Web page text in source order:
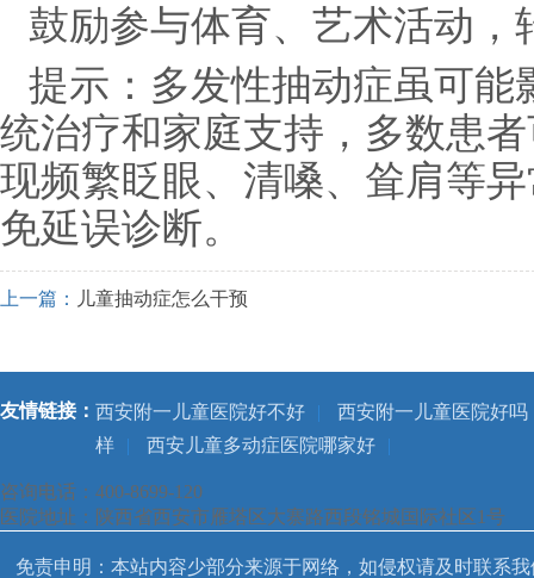
鼓励参与体育、艺术活动，
提示：多发性抽动症虽可
统治疗和家庭支持，多数患
现频繁眨眼、清嗓、耸肩等
免延误诊断。
上一篇： 儿童抽动症怎么干预
友情链接： 西安附一儿童医院好不好 |
西安附一儿童医院好吗
样
| 西安儿童多动症医院哪家好 |
咨询电话：400-8699-120
医院地址：陕西省西安市雁塔区大寨路西段铭城国际社区1号
免责申明：本站内容少部分来源于网络，如侵权请及时联系